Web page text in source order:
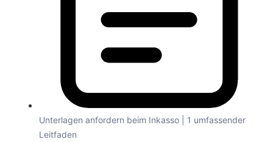
Unterlagen anfordern beim Inkasso | 1 umfassender
Leitfaden